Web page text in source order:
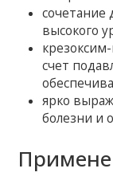
высокого
счет
ярко
болезни и